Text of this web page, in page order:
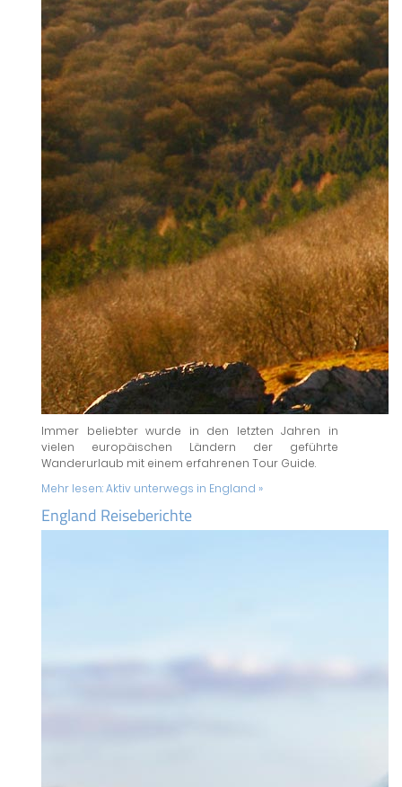
Immer beliebter wurde in den letzten Jahren in
vielen europäischen Ländern der geführte
Wanderurlaub mit einem erfahrenen Tour Guide.
Mehr lesen:Aktiv unterwegs in England »
England Reiseberichte